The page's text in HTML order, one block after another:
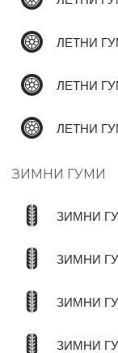
ЛЕТНИ
ЛЕТНИ
ЛЕТНИ
ЗИМНИ ГУМИ
ЗИМНИ
ЗИМНИ
ЗИМНИ
ЗИМНИ